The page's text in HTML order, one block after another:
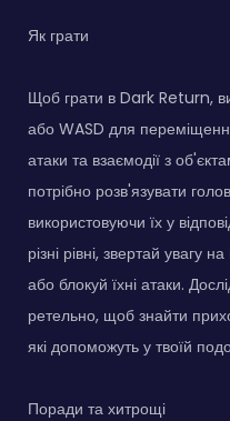
Як грати
Щоб грати в Dark Return,
або WASD для
атаки та взаємодії з
потрібно розв'язувати
використовуючи їх у
різні рівні, звертай увагу
або блокуй їхні атаки.
ретельно, щоб знайти
які допоможуть у твоїй
Поради та хитрощі